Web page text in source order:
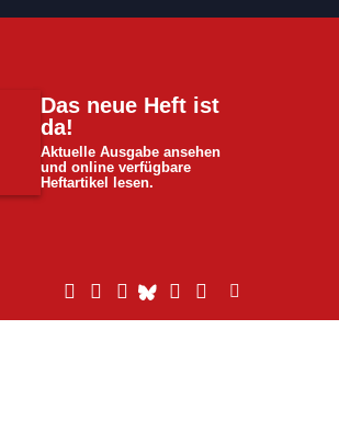
Das neue Heft ist
da!
Aktuelle Ausgabe ansehen
und online verfügbare
Heftartikel lesen.